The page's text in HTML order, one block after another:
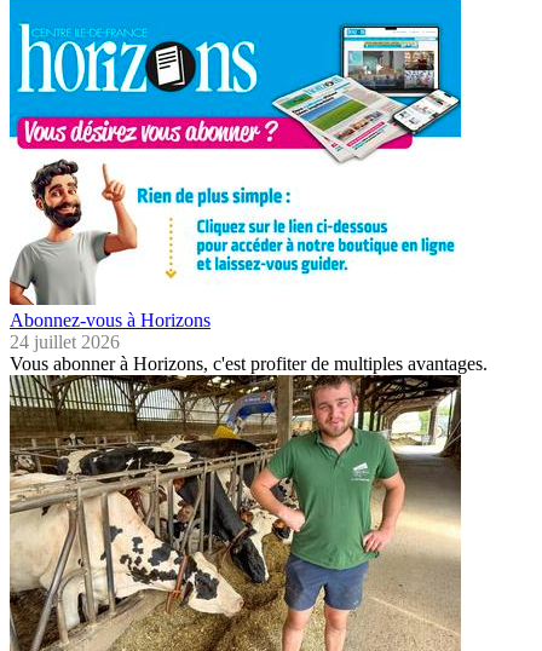
Abonnez-vous à Horizons
24 juillet 2026
Vous abonner à Horizons, c'est profiter de multiples avantages.